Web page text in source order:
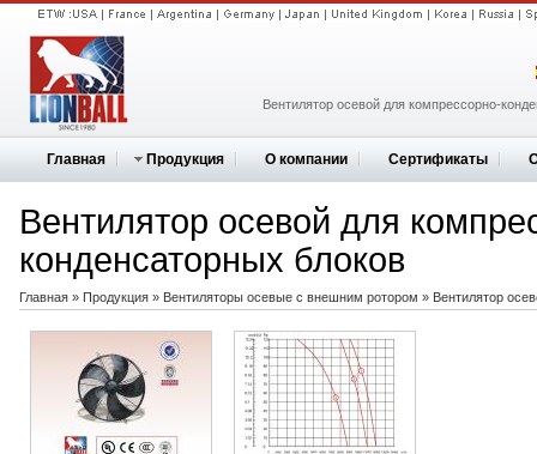
Вентилятор осевой для компрессорно-
Главная Продукция О компании Сертификаты
Вентилятор осевой для
конденсаторных блоков
Главная » Продукция » Вентиляторы осевые с внешним ротором » Вентилятор